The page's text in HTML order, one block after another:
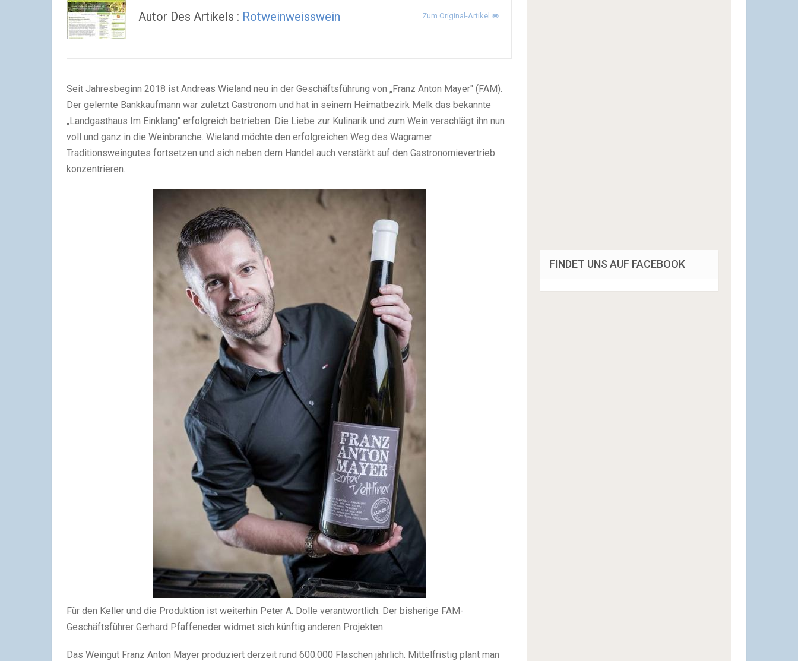
Autor Des Artikels : Rotweinweisswein Zum Original-Artikel
Seit Jahresbeginn 2018 ist Andreas Wieland neu in der Geschäftsführung von „Franz Anton Mayer" (FAM).
Der gelernte Bankkaufmann war zuletzt Gastronom und hat in seinem Heimatbezirk Melk das bekannte
„Landgasthaus Im Einklang" erfolgreich betrieben. Die Liebe zur Kulinarik und zum Wein verschlägt ihn nun
voll und ganz in die Weinbranche. Wieland möchte den erfolgreichen Weg des Wagramer
Traditionsweingutes fortsetzen und sich neben dem Handel auch verstärkt auf den Gastronomievertrieb
konzentrieren.
Für den Keller und die Produktion ist weiterhin Peter A. Dolle verantwortlich. Der bisherige FAM-
Geschäftsführer Gerhard Pfaffeneder widmet sich künftig anderen Projekten.
Das Weingut Franz Anton Mayer produziert derzeit rund 600.000 Flaschen jährlich. Mittelfristig plant man
FINDET UNS AUF FACEBOOK